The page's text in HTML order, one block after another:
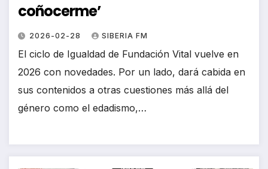
coñocerme’
2026-02-28 SIBERIA FM
El ciclo de Igualdad de Fundación Vital vuelve en
2026 con novedades. Por un lado, dará cabida en
sus contenidos a otras cuestiones más allá del
género como el edadismo,…